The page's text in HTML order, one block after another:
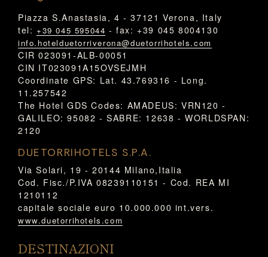
Piazza S.Anastasia, 4 - 37121 Verona, Italy
tel: +39 045 595044 - fax: +39 045 8004130
info.hotelduetorriverona@duetorrihotels.com
CIR 023091-ALB-00051
CIN IT023091A15OVSEJMH
Coordinate GPS: Lat. 43.769316 - Long.
11.257542
The Hotel GDS Codes: AMADEUS: VRN120 -
GALILEO: 95082 - SABRE: 12638 - WORLDSPAN:
2120
DUETORRIHOTELS S.P.A.
Via Solari, 19 - 20144 Milano,Italia
Cod. Fisc./P.IVA 08239110151 - Cod. REA MI
1210112
capitale sociale euro 10.000.000 int.vers.
www.duetorrihotels.com
DESTINAZIONI